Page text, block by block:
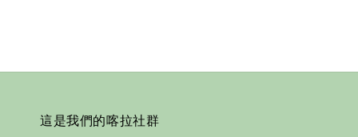
這是我們的喀拉社群